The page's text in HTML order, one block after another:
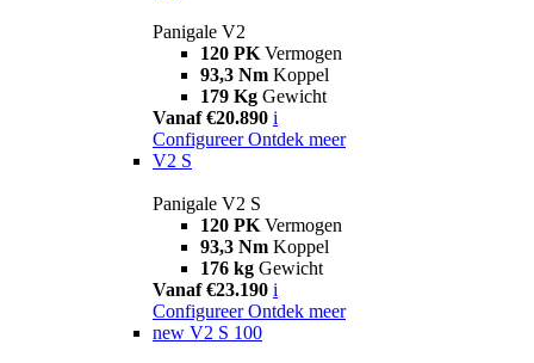
Panigale V2
120 PK Vermogen
93,3 Nm Koppel
179 Kg Gewicht
Vanaf €20.890 i
Configureer Ontdek meer
V2 S
Panigale V2 S
120 PK Vermogen
93,3 Nm Koppel
176 kg Gewicht
Vanaf €23.190 i
Configureer Ontdek meer
new V2 S 100